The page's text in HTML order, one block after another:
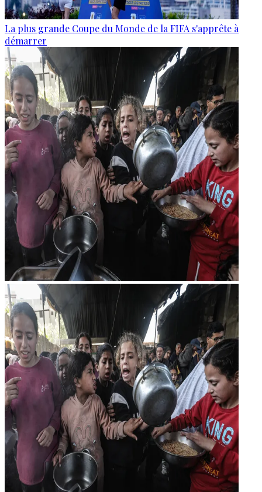
La plus grande Coupe du Monde de la FIFA s'apprête à
démarrer